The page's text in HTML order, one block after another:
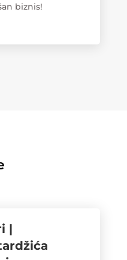
biznis!
|